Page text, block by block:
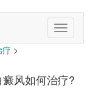
切
换
疗 >
风如何治疗?